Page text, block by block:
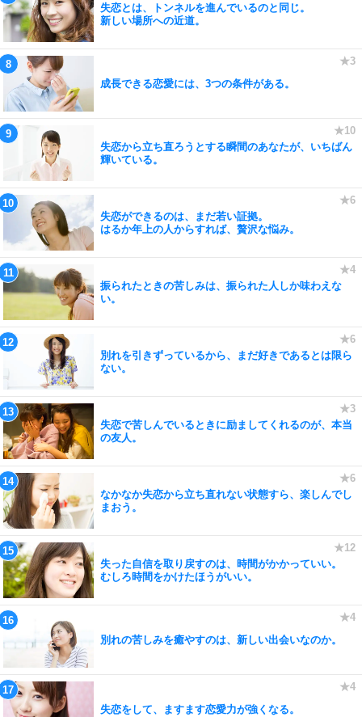
失恋とは、トンネルを進んでいるのと同じ。
新しい場所への近道。
成長できる恋愛には、3つの条件がある。
失恋から立ち直ろうとする瞬間のあなたが、いちばん
輝いている。
失恋ができるのは、まだ若い証拠。
はるか年上の人からすれば、贅沢な悩み。
振られたときの苦しみは、振られた人しか味わえな
い。
別れを引きずっているから、まだ好きであるとは限ら
ない。
失恋で苦しんでいるときに励ましてくれるのが、本当
の友人。
なかなか失恋から立ち直れない状態すら、楽しんでし
まおう。
失った自信を取り戻すのは、時間がかかっていい。
むしろ時間をかけたほうがいい。
別れの苦しみを癒やすのは、新しい出会いなのか。
失恋をして、ますます恋愛力が強くなる。